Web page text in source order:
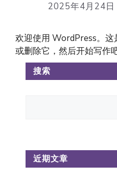
2025年4月24日
欢迎使用 WordPress。
或删除它，然后开始写作
搜索
近期文章